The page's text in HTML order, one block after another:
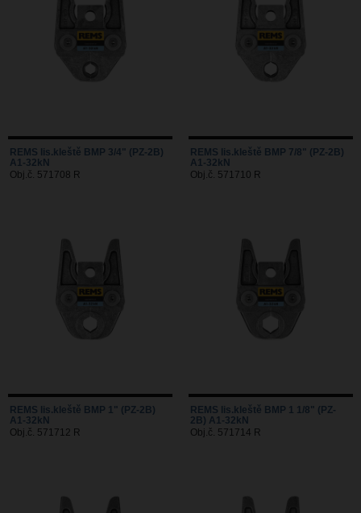
REMS lis.kleště BMP 3/4" (PZ-2B)
A1-32kN
Obj.č. 571708 R
REMS lis.kleště BMP 7/8" (PZ-2B)
A1-32kN
Obj.č. 571710 R
REMS lis.kleště BMP 1" (PZ-2B)
A1-32kN
Obj.č. 571712 R
REMS lis.kleště BMP 1 1/8" (PZ-
2B) A1-32kN
Obj.č. 571714 R